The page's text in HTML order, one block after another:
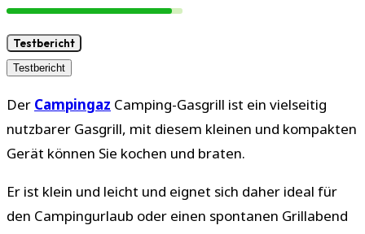
Testbericht
Testbericht
Der Campingaz Camping-Gasgrill ist ein vielseitig
nutzbarer Gasgrill, mit diesem kleinen und kompakten
Gerät können Sie kochen und braten.
Er ist klein und leicht und eignet sich daher ideal für
den Campingurlaub oder einen spontanen Grillabend